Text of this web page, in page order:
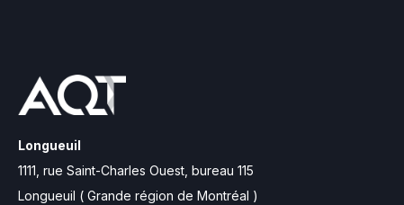
Longueuil
1111, rue Saint-Charles Ouest, bureau 115
Longueuil ( Grande région de Montréal )